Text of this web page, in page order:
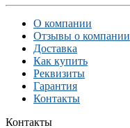
О компании
Отзывы о компании
Доставка
Как купить
Реквизиты
Гарантия
Контакты
Контакты